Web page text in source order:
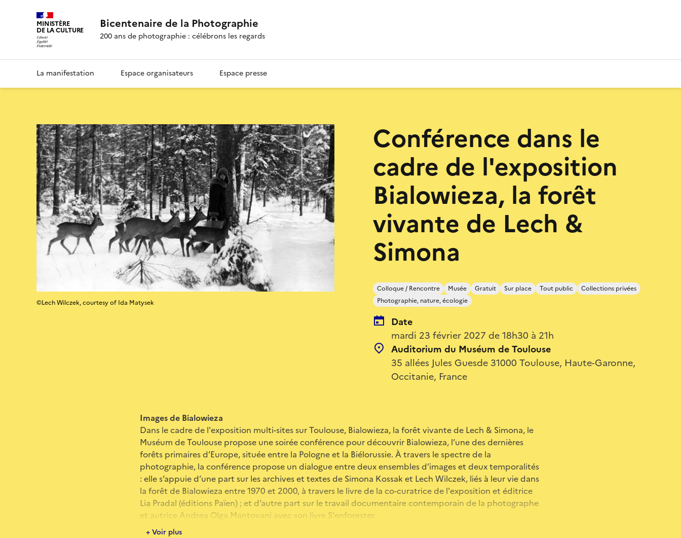
MINISTÈRE
DE LA CULTURE Bicentenaire de la Photographie
200 ans de photographie : célébrons les regards
La manifestation Espace organisateurs Espace presse
Conférence dans le
cadre de l'exposition
Bialowieza, la forêt
vivante de Lech &
Simona
Colloque / Rencontre Musée Gratuit Sur place Tout public
Collections privées
Photographie, nature, écologie
Date
mardi 23 février 2027 de 18h30 à 21h
Auditorium du Muséum de Toulouse
35 allées Jules Guesde 31000 Toulouse, Haute-Garonne,
Occitanie, France
©Lech Wilczek, courtesy of Ida Matysek
Images de Bialowieza
Dans le cadre de l'exposition multi-sites sur Toulouse, Bialowieza, la forêt vivante de Lech & Simona, le
Muséum de Toulouse propose une soirée conférence pour découvrir Bialowieza, l’une des dernières
forêts primaires d’Europe, située entre la Pologne et la Biélorussie. À travers le spectre de la
photographie, la conférence propose un dialogue entre deux ensembles d’images et deux temporalités
: elle s’appuie d’une part sur les archives et textes de Simona Kossak et Lech Wilczek, liés à leur vie dans
la forêt de Bialowieza entre 1970 et 2000, à travers le livre de la co-curatrice de l'exposition et éditrice
Lia Pradal (éditions Païen) ; et d’autre part sur le travail documentaire contemporain de la photographe
et autrice Andrea Olga Mantovani avec son livre S'enforester.
En présence de Lia Pradal et Andrea Olga Mantovani.
+ Voir plus